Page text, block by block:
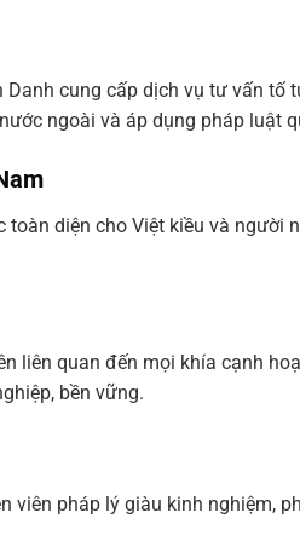
cung cấp dịch vụ tư vấn
ngoài và áp dụng pháp luật
diện cho Việt kiều và
liên quan đến mọi khía cạnh
bền vững.
pháp lý giàu kinh nghiệm,